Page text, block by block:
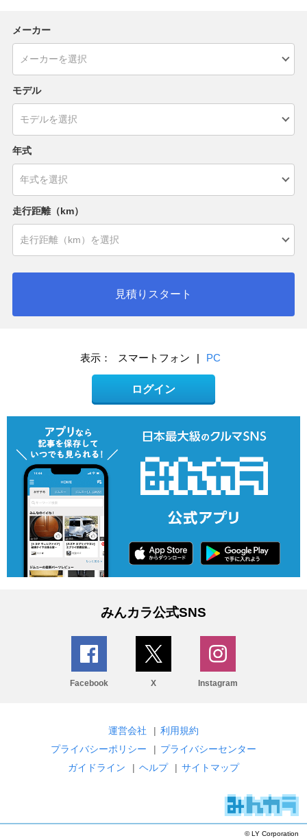
メーカー
モデル
年式
走行距離（km）
見積りスタート
表示： スマートフォン PC
ログイン
みんカラ公式SNS
Facebook X Instagram
運営会社 | 利用規約
プライバシーポリシー
| プライバシーセンター
ガイドライン
| ヘルプ | サイトマップ
© LY Corporation